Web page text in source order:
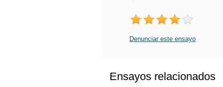
Denunciar este ensayo
Ensayos relacionados